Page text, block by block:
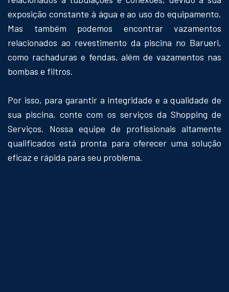
exposição constante à água e ao uso do equipamento.
Mas também podemos encontrar vazamentos
relacionados ao revestimento da piscina no Barueri,
como rachaduras e fendas, além de vazamentos nas
bombas e filtros.
Por isso, para garantir a integridade e a qualidade de
sua piscina, conte com os serviços da Shopping de
Serviços. Nossa equipe de profissionais altamente
qualificados está pronta para oferecer uma solução
eficaz e rápida para seu problema.